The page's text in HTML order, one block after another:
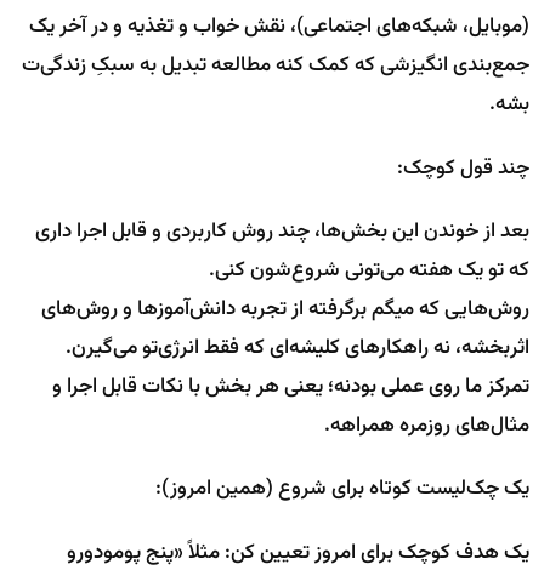
(موبایل، شبکه‌های اجتماعی)، نقش خواب و تغذیه و در آخر یک
جمع‌بندی انگیزشی که کمک کنه مطالعه تبدیل به سبکِ زندگی‌ت
بشه.
چند قول کوچک:
بعد از خوندن این بخش‌ها، چند روش کاربردی و قابل اجرا داری
که تو یک هفته می‌تونی شروع‌شون کنی.
روش‌هایی که میگم برگرفته از تجربه دانش‌آموزها و روش‌های
اثربخشه، نه راهکارهای کلیشه‌ای که فقط انرژی‌تو می‌گیرن.
تمرکز ما روی عملی بودنه؛ یعنی هر بخش با نکات قابل اجرا و
مثال‌های روزمره همراهه.
یک چک‌لیست کوتاه برای شروع (همین امروز):
یک هدف کوچک برای امروز تعیین کن: مثلاً «پنج پومودورو